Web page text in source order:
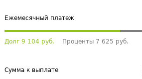
Ежемесячный платеж
Долг 9 104 руб. Проценты 7 625 руб.
Сумма к выплате